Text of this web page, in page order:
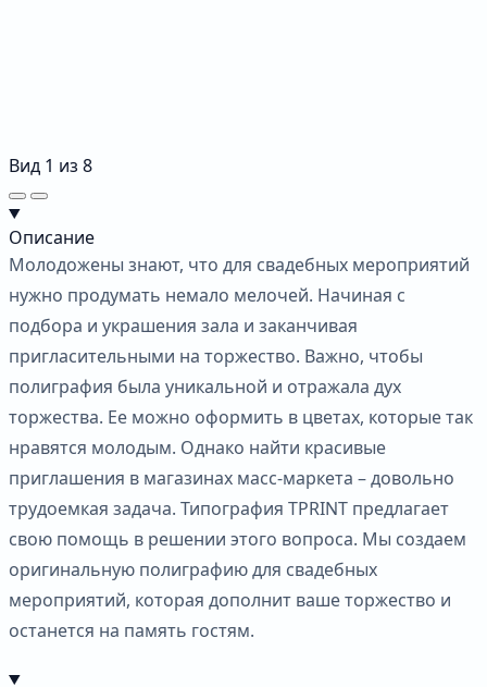
Вид 1 из 8
Описание
Молодожены знают, что для свадебных мероприятий
нужно продумать немало мелочей. Начиная с
подбора и украшения зала и заканчивая
пригласительными на торжество. Важно, чтобы
полиграфия была уникальной и отражала дух
торжества. Ее можно оформить в цветах, которые так
нравятся молодым. Однако найти красивые
приглашения в магазинах масс-маркета – довольно
трудоемкая задача. Типография TPRINT предлагает
свою помощь в решении этого вопроса. Мы создаем
оригинальную полиграфию для свадебных
мероприятий, которая дополнит ваше торжество и
останется на память гостям.